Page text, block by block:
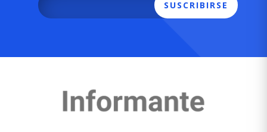
SUSCRIBIRSE